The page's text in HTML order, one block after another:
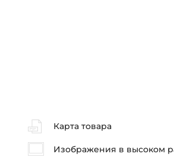
Карта товара
Изображения в высоком